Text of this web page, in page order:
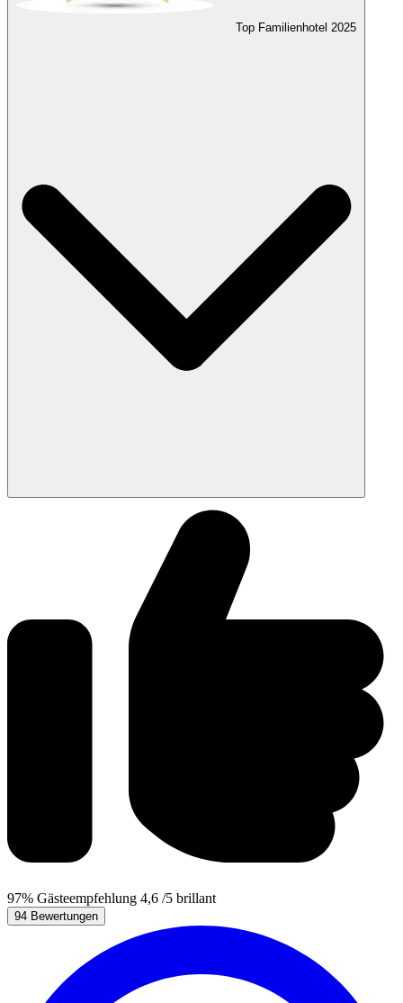
Top Familienhotel 2025
97% Gästeempfehlung 4,6 /5 brillant
94 Bewertungen